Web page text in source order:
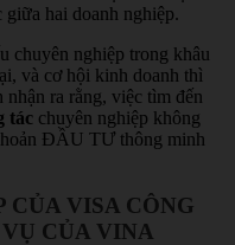
hai doanh nghiệp.
chuyên nghiệp trong khâu
và cơ hội kinh doanh thì
ra rằng, việc tìm đến
tác chuyên nghiệp không
ĐẦU TƯ thông minh
CỦA VISA CÔNG
CỦA VINA